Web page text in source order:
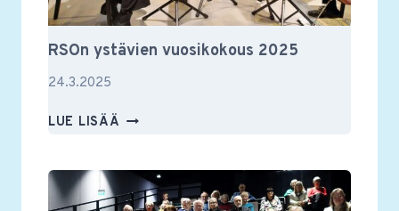
RSOn ystävien vuosikokous 2025
24.3.2025
LUE LISÄÄ RSON
2025